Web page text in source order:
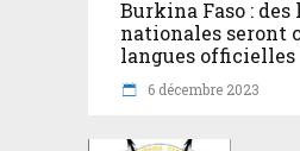
Burkina Faso : des
nationales seront
langues officielles
6 décembre 2023